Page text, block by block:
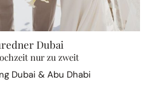
Dubai
nur zu zweit
Dubai & Abu Dhabi